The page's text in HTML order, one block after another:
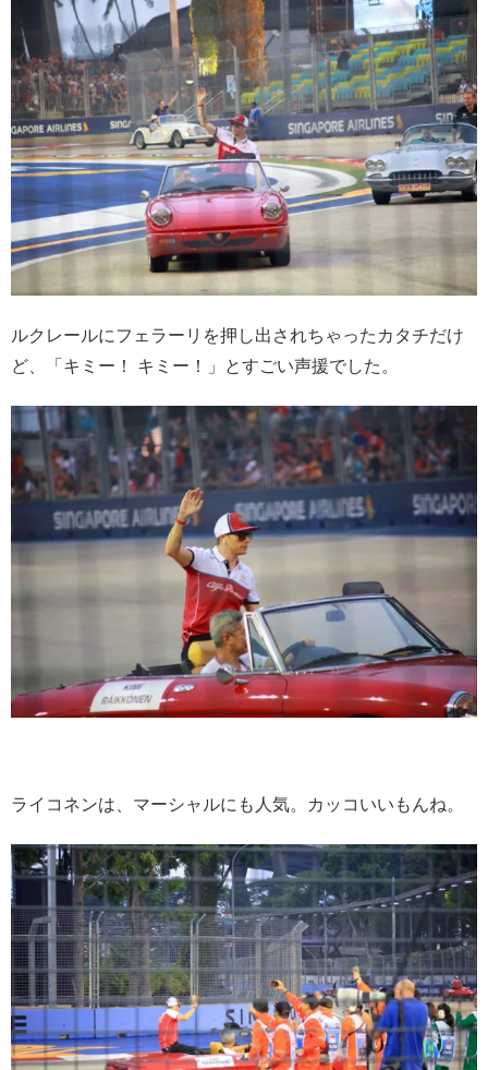
ルクレールにフェラーリを押し出されちゃったカタチだけ
ど、「キミー！ キミー！」とすごい声援でした。
ライコネンは、マーシャルにも人気。カッコいいもんね。